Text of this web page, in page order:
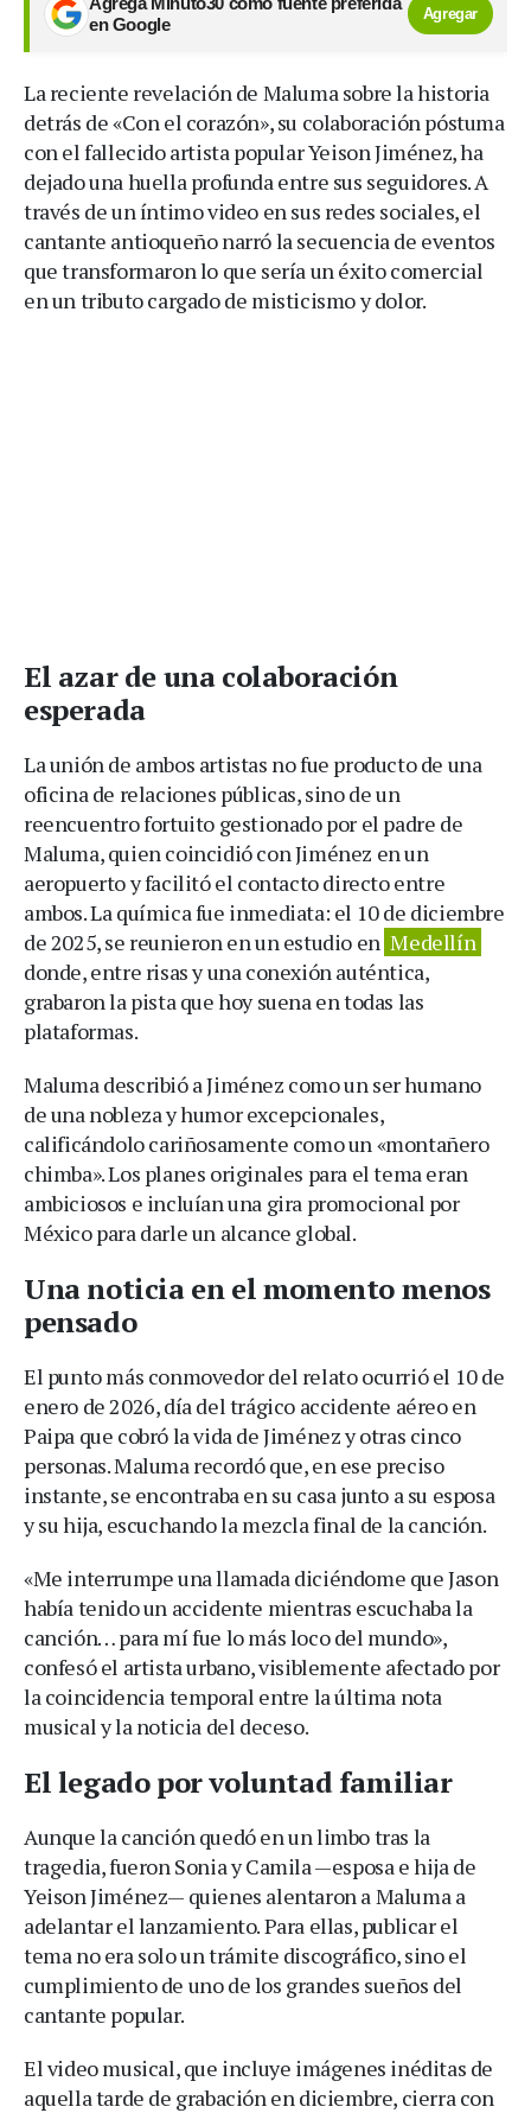
en Google
Agregar
La reciente revelación de Maluma sobre la historia
detrás de «Con el corazón», su colaboración póstuma
con el fallecido artista popular Yeison Jiménez, ha
dejado una huella profunda entre sus seguidores. A
través de un íntimo video en sus redes sociales, el
cantante antioqueño narró la secuencia de eventos
que transformaron lo que sería un éxito comercial
en un tributo cargado de misticismo y dolor.
El azar de una colaboración
esperada
La unión de ambos artistas no fue producto de una
oficina de relaciones públicas, sino de un
reencuentro fortuito gestionado por el padre de
Maluma, quien coincidió con Jiménez en un
aeropuerto y facilitó el contacto directo entre
ambos. La química fue inmediata: el 10 de diciembre
de 2025, se reunieron en un estudio en Medellín
donde, entre risas y una conexión auténtica,
grabaron la pista que hoy suena en todas las
plataformas.
Maluma describió a Jiménez como un ser humano
de una nobleza y humor excepcionales,
calificándolo cariñosamente como un «montañero
chimba». Los planes originales para el tema eran
ambiciosos e incluían una gira promocional por
México para darle un alcance global.
Una noticia en el momento menos
pensado
El punto más conmovedor del relato ocurrió el 10 de
enero de 2026, día del trágico accidente aéreo en
Paipa que cobró la vida de Jiménez y otras cinco
personas. Maluma recordó que, en ese preciso
instante, se encontraba en su casa junto a su esposa
y su hija, escuchando la mezcla final de la canción.
«Me interrumpe una llamada diciéndome que Jason
había tenido un accidente mientras escuchaba la
canción… para mí fue lo más loco del mundo»,
confesó el artista urbano, visiblemente afectado por
la coincidencia temporal entre la última nota
musical y la noticia del deceso.
El legado por voluntad familiar
Aunque la canción quedó en un limbo tras la
tragedia, fueron Sonia y Camila —esposa e hija de
Yeison Jiménez— quienes alentaron a Maluma a
adelantar el lanzamiento. Para ellas, publicar el
tema no era solo un trámite discográfico, sino el
cumplimiento de uno de los grandes sueños del
cantante popular.
El video musical, que incluye imágenes inéditas de
aquella tarde de grabación en diciembre, cierra con